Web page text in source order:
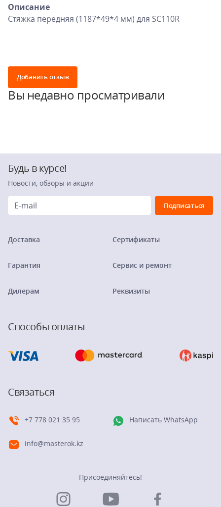
Описание
Стяжка передняя (1187*49*4 мм) для SC110R
Добавить отзыв
Вы недавно просматривали
Будь в курсе!
Новости, обзоры и акции
Доставка
Гарантия
Дилерам
Сертификаты
Сервис и ремонт
Реквизиты
Способы оплаты
Связаться
+7 778 021 35 95 Написать WhatsApp
info@masterok.kz
Присоединяйтесь!